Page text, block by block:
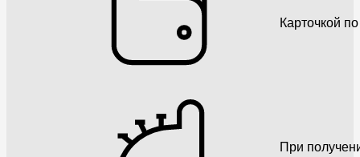
Карточкой
При